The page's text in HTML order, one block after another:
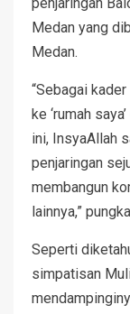
Medan yang
Medan.
“Sebagai
ke ‘rumah
ini, InsyaAllah
penjaringan
membangun
lainnya,”
Seperti
simpatisan